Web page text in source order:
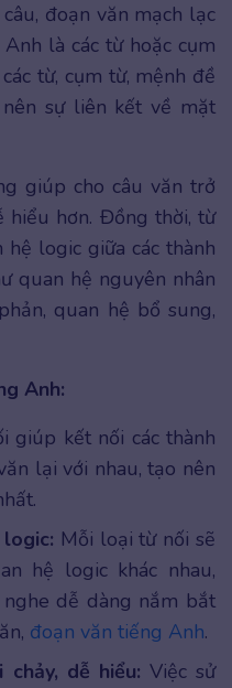
đoạn văn mạch lạc
là các từ hoặc cụm
từ, cụm từ, mệnh đề
sự liên kết về mặt
giúp cho câu văn trở
hiểu hơn. Đồng thời, từ
logic giữa các thành
quan hệ nguyên nhân
quan hệ bổ sung,
Anh:
giúp kết nối các thành
lại với nhau, tạo nên
Mỗi loại từ nối sẽ
hệ logic khác nhau,
dễ dàng nắm bắt
đoạn văn tiếng Anh.
dễ hiểu: Việc sử